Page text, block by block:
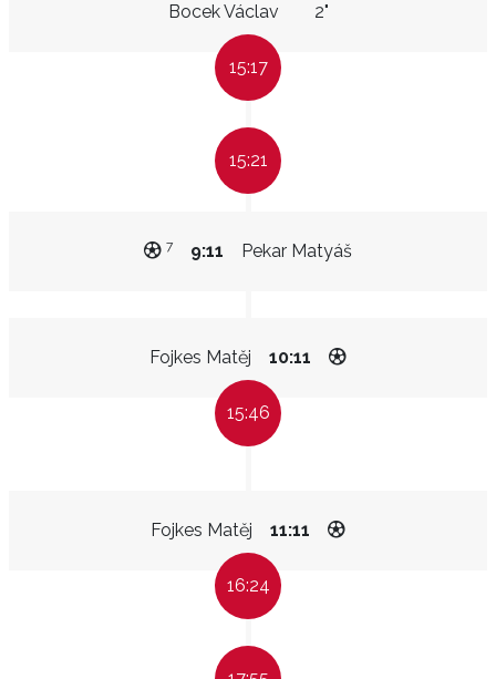
Bocek Václav 2"
15:17
15:21
Pekar Matyáš
9:11
7
Fojkes Matěj 10:11
15:46
Fojkes Matěj 11:11
16:24